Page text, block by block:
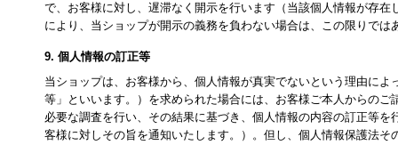
で、お客様に対し、遅滞なく開示を行います（当該個人情報が存
により、当ショップが開示の義務を負わない場合は、この限りでは
9. 個人情報の訂正等
当ショップは、お客様から、個人情報が真実でないという理由に
等」といいます。）を求められた場合には、お客様ご本人からの
必要な調査を行い、その結果に基づき、個人情報の内容の訂正等
客様に対しその旨を通知いたします。）。但し、個人情報保護法